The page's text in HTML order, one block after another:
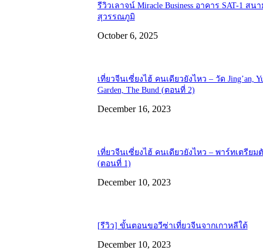
รีวิวเลาจน์ Miracle Business อาคาร SAT-1 สน
สุวรรณภูมิ
October 6, 2025
เที่ยวจีนเซี่ยงไฮ้ คนเดียวยังไหว – วัด Jing’an,
Garden, The Bund (ตอนที่ 2)
December 16, 2023
เที่ยวจีนเซี่ยงไฮ้ คนเดียวยังไหว – พาร์ทเตรียม
(ตอนที่ 1)
December 10, 2023
[รีวิว] ขั้นตอนขอวีซ่าเที่ยวจีนจากเกาหลีใต้
December 10, 2023